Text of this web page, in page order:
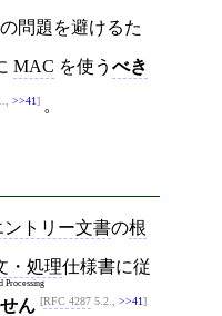
の問題を避けるた
MAC を使う べき
>>41 。
トリー文書の根
・処理
Processing
仕様書に従
ん RFC 4287 5.2., >>41